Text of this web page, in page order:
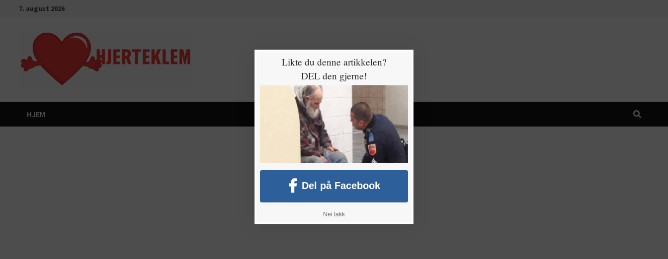
7. august 2026
HJEM
Likte du denne artikkelen?
DEL den gjerne!
Del på Facebook
Nei takk